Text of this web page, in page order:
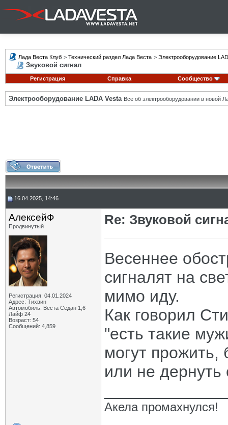
Лада Веста Клуб > Технический раздел Лада Веста > Электрооборудование
Звуковой сигнал
Регистрация Справка Сообщество
Электрооборудование LADA Vesta Все об электрооборудовании в новой
16.04.2025, 14:46
АлексейФ
Продвинутый
Регистрация: 04.01.2024
Адрес: Тихвин
Автомобиль: Веста Седан 1,6
Лайф 24
Возраст: 54
Сообщений: 4,859
Re: Звуковой
Весеннее
сигналят на
мимо иду.
Как говорил
"есть такие
могут прожить,
или не дернуть
Акела промахнулся!